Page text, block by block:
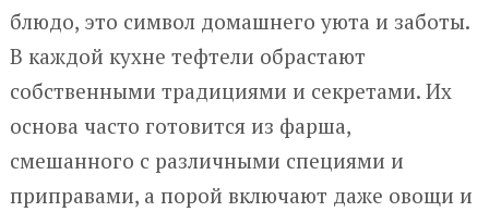
блюдо, это символ домашнего уюта и заботы.
В каждой кухне тефтели обрастают
собственными традициями и секретами. Их
основа часто готовится из фарша,
смешанного с различными специями и
приправами, а порой включают даже овощи и